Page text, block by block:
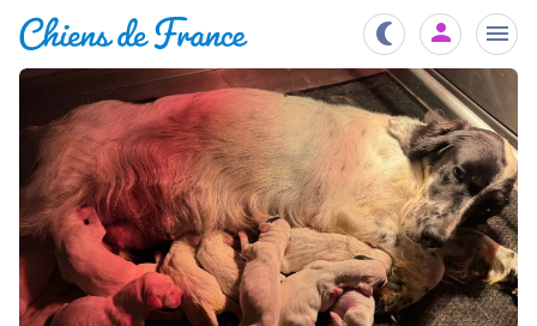
Chiots
Éleveurs
et
Étalons